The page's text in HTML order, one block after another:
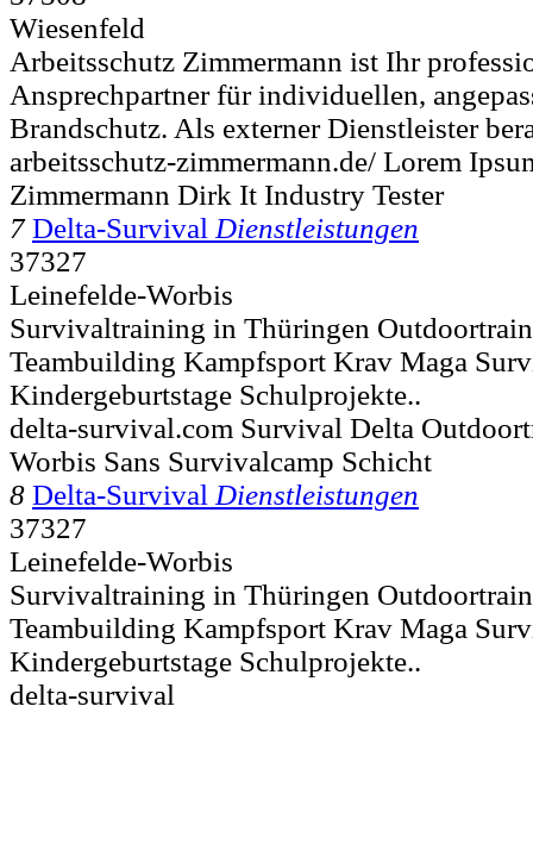
Wiesenfeld
Arbeitsschutz Zimmermann ist Ihr
Ansprechpartner für individuellen,
Brandschutz. Als externer Dienstleister
arbeitsschutz-zimmermann.de/ Lorem
Zimmermann Dirk It Industry Tester
7 Delta-Survival Dienstleistungen
37327
Leinefelde-Worbis
Survivaltraining in Thüringen
Teambuilding Kampfsport Krav Maga
Kindergeburtstage Schulprojekte..
delta-survival.com Survival Delta
Worbis Sans Survivalcamp Schicht
8 Delta-Survival Dienstleistungen
37327
Leinefelde-Worbis
Survivaltraining in Thüringen
Teambuilding Kampfsport Krav Maga
Kindergeburtstage Schulprojekte..
delta-survival